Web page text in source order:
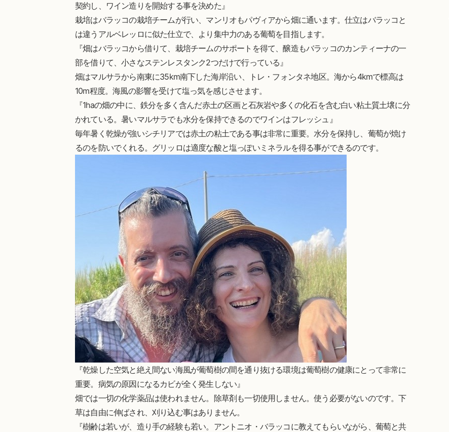
契約し、ワイン造りを開始する事を決めた』
栽培はバラッコの栽培チームが行い、マンリオもパヴィアから畑に通います。仕立はバラッコと
は違うアルベレッロに似た仕立で、より集中力のある葡萄を目指します。
『畑はバラッコから借りて、栽培チームのサポートを得て、醸造もバラッコのカンティーナの一
部を借りて、小さなステンレスタンク2つだけで行っている』
畑はマルサラから南東に35km南下した海岸沿い、トレ・フォンタネ地区。海から4kmで標高は
10m程度。海風の影響を受けて塩っ気を感じさせます。
『1haの畑の中に、鉄分を多く含んだ赤土の区画と石灰岩や多くの化石を含む白い粘土質土壌に分
かれている。暑いマルサラでも水分を保持できるのでワインはフレッシュ』
毎年暑く乾燥が強いシチリアでは赤土の粘土である事は非常に重要。水分を保持し、葡萄が焼け
るのを防いでくれる。グリッロは適度な酸と塩っぽいミネラルを得る事ができるのです。
『乾燥した空気と絶え間ない海風が葡萄樹の間を通り抜ける環境は葡萄樹の健康にとって非常に
重要。病気の原因になるカビが全く発生しない』
畑では一切の化学薬品は使われません。除草剤も一切使用しません。使う必要がないのです。下
草は自由に伸ばされ、刈り込む事はありません。
『樹齢は若いが、造り手の経験も若い。アントニオ・バラッコに教えてもらいながら、葡萄と共